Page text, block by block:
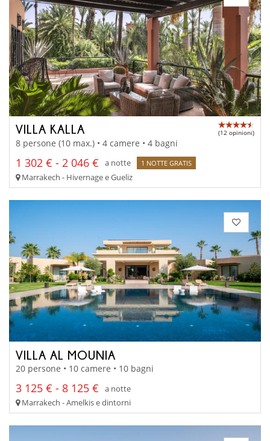
VILLA KALLA (12 opinioni)
8 persone (10 max.) • 4 camere • 4 bagni
1 302 € - 2 046 € a notte 1 NOTTE GRATIS
Marrakech - Hivernage e Gueliz
VILLA AL MOUNIA
20 persone • 10 camere • 10 bagni
3 125 € - 8 125 €
a notte
Marrakech - Amelkis e dintorni